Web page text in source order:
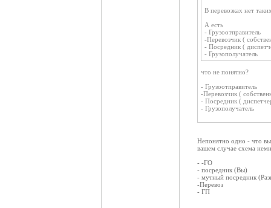
В перевозках нет
А есть
- Грузоотправитель
-Перевозчик (
- Посредник (
- Грузополучатель
что не понятно?
- Грузоотправитель
-Перевозчик (
- Посредник (
- Грузополучатель
Непонятно одно - что
вашем случае схема
- -ГО
- посредник (Вы)
- мутный посредник
-Перевоз
- ГП